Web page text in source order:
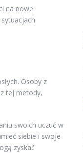
na nowe
Osoby z
tej metody,
swoich uczuć w
siebie i swoje
zyskać